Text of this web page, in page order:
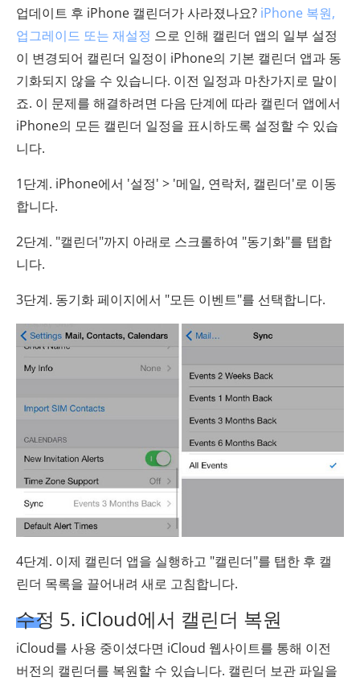
업데이트 후 iPhone 캘린더가 사라졌나요? iPhone 복원,
업그레이드 또는 재설정 으로 인해 캘린더 앱의 일부 설정
이 변경되어 캘린더 일정이 iPhone의 기본 캘린더 앱과 동
기화되지 않을 수 있습니다. 이전 일정과 마찬가지로 말이
죠. 이 문제를 해결하려면 다음 단계에 따라 캘린더 앱에서
iPhone의 모든 캘린더 일정을 표시하도록 설정할 수 있습
니다.
1단계. iPhone에서 '설정' > '메일, 연락처, 캘린더'로 이동
합니다.
2단계. "캘린더"까지 아래로 스크롤하여 "동기화"를 탭합
니다.
3단계. 동기화 페이지에서 "모든 이벤트"를 선택합니다.
4단계. 이제 캘린더 앱을 실행하고 "캘린더"를 탭한 후 캘
린더 목록을 끌어내려 새로 고침합니다.
수정 5. iCloud에서 캘린더 복원
iCloud를 사용 중이셨다면 iCloud 웹사이트를 통해 이전
버전의 캘린더를 복원할 수 있습니다. 캘린더 보관 파일을